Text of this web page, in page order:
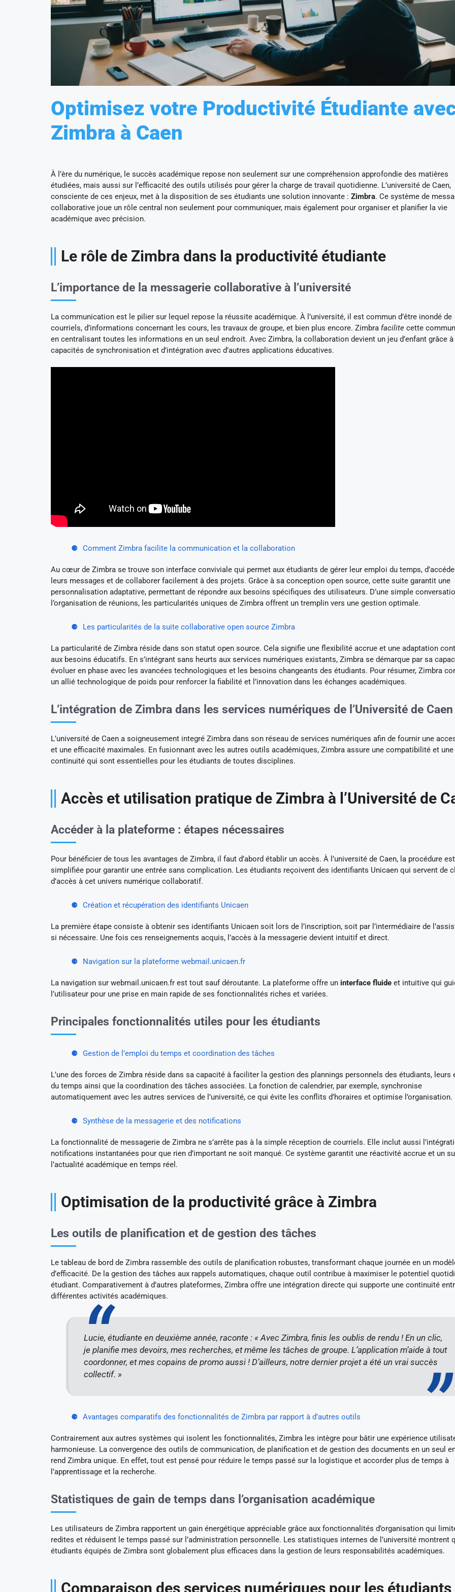
Optimisez votre Productivité Étudiante
Zimbra à Caen
À l’ère du numérique, le succès académique repose non seulement sur une compréhension approfondie des matières
étudiées, mais aussi sur l’efficacité des outils utilisés pour gérer la charge de travail quotidienne. L’université de Caen,
consciente de ces enjeux, met à la disposition de ses étudiants une solution innovante : Zimbra. Ce système de
collaborative joue un rôle central non seulement pour communiquer, mais également pour organiser et planifier la vie
académique avec précision.
Le rôle de Zimbra dans la productivité étudiante
L’importance de la messagerie collaborative à l’université
La communication est le pilier sur lequel repose la réussite académique. À l’université, il est commun d’être inondé de
courriels, d’informations concernant les cours, les travaux de groupe, et bien plus encore. Zimbra facilite cette
en centralisant toutes les informations en un seul endroit. Avec Zimbra, la collaboration devient un jeu d’enfant grâce à
capacités de synchronisation et d’intégration avec d’autres applications éducatives.
Comment Zimbra facilite la communication et la collaboration
Au cœur de Zimbra se trouve son interface conviviale qui permet aux étudiants de gérer leur emploi du temps,
leurs messages et de collaborer facilement à des projets. Grâce à sa conception open source, cette suite garantit une
personnalisation adaptative, permettant de répondre aux besoins spécifiques des utilisateurs. D’une simple
l’organisation de réunions, les particularités uniques de Zimbra offrent un tremplin vers une gestion optimale.
Les particularités de la suite collaborative open source Zimbra
La particularité de Zimbra réside dans son statut open source. Cela signifie une flexibilité accrue et une adaptation
aux besoins éducatifs. En s’intégrant sans heurts aux services numériques existants, Zimbra se démarque par sa
évoluer en phase avec les avancées technologiques et les besoins changeants des étudiants. Pour résumer, Zimbra
un allié technologique de poids pour renforcer la fiabilité et l’innovation dans les échanges académiques.
L’intégration de Zimbra dans les services numériques de l’Université de Caen
L’université de Caen a soigneusement integré Zimbra dans son réseau de services numériques afin de fournir une
et une efficacité maximales. En fusionnant avec les autres outils académiques, Zimbra assure une compatibilité et une
continuité qui sont essentielles pour les étudiants de toutes disciplines.
Accès et utilisation pratique de Zimbra à l’Université de
Accéder à la plateforme : étapes nécessaires
Pour bénéficier de tous les avantages de Zimbra, il faut d’abord établir un accès. À l’université de Caen, la procédure est
simplifiée pour garantir une entrée sans complication. Les étudiants reçoivent des identifiants Unicaen qui servent de
d’accès à cet univers numérique collaboratif.
Création et récupération des identifiants Unicaen
La première étape consiste à obtenir ses identifiants Unicaen soit lors de l’inscription, soit par l’intermédiaire de
si nécessaire. Une fois ces renseignements acquis, l’accès à la messagerie devient intuitif et direct.
Navigation sur la plateforme webmail.unicaen.fr
La navigation sur webmail.unicaen.fr est tout sauf déroutante. La plateforme offre un interface fluide et intuitive qui
l’utilisateur pour une prise en main rapide de ses fonctionnalités riches et variées.
Principales fonctionnalités utiles pour les étudiants
Gestion de l’emploi du temps et coordination des tâches
L’une des forces de Zimbra réside dans sa capacité à faciliter la gestion des plannings personnels des étudiants, leurs
du temps ainsi que la coordination des tâches associées. La fonction de calendrier, par exemple, synchronise
automatiquement avec les autres services de l’université, ce qui évite les conflits d’horaires et optimise l’organisation.
Synthèse de la messagerie et des notifications
La fonctionnalité de messagerie de Zimbra ne s’arrête pas à la simple réception de courriels. Elle inclut aussi
notifications instantanées pour que rien d’important ne soit manqué. Ce système garantit une réactivité accrue et un
l’actualité académique en temps réel.
Optimisation de la productivité grâce à Zimbra
Les outils de planification et de gestion des tâches
Le tableau de bord de Zimbra rassemble des outils de planification robustes, transformant chaque journée en un
d’efficacité. De la gestion des tâches aux rappels automatiques, chaque outil contribue à maximiser le potentiel
étudiant. Comparativement à d’autres plateformes, Zimbra offre une intégration directe qui supporte une continuité
différentes activités académiques.
Lucie, étudiante en deuxième année, raconte : « Avec Zimbra, finis les oublis de rendu ! En un clic,
je planifie mes devoirs, mes recherches, et même les tâches de groupe. L’application m’aide à tout
coordonner, et mes copains de promo aussi ! D’ailleurs, notre dernier projet a été un vrai succès
collectif. »
Avantages comparatifs des fonctionnalités de Zimbra par rapport à d’autres outils
Contrairement aux autres systèmes qui isolent les fonctionnalités, Zimbra les intègre pour bâtir une expérience
harmonieuse. La convergence des outils de communication, de planification et de gestion des documents en un seul
rend Zimbra unique. En effet, tout est pensé pour réduire le temps passé sur la logistique et accorder plus de temps à
l’apprentissage et la recherche.
Statistiques de gain de temps dans l’organisation académique
Les utilisateurs de Zimbra rapportent un gain énergétique appréciable grâce aux fonctionnalités d’organisation qui
redites et réduisent le temps passé sur l’administration personnelle. Les statistiques internes de l’université montrent
étudiants équipés de Zimbra sont globalement plus efficaces dans la gestion de leurs responsabilités académiques.
Comparaison des services numériques pour les étudiants